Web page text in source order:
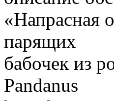
«Напрасная
парящих
бабочек из
Pandanus